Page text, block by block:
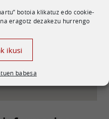
botoia klikatuz edo cookie-
eragotz dezakezu hurrengo
ikusi
babesa
- Araba